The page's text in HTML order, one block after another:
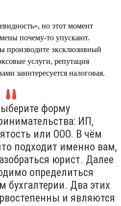
но этот момент
почему-то упускают.
производите эксклюзивный
услуги, репутация
заинтересуется налоговая.
форму
ИП,
или ООО. В чём
подходит именно вам,
юрист. Далее
определиться
бухгалтерии. Два этих
и являются